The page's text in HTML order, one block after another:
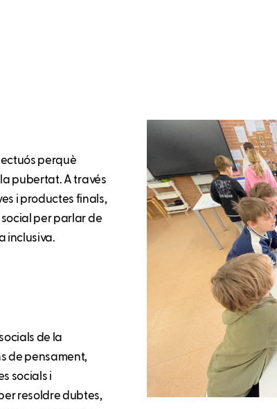
perquè
la pubertat. A través
i productes finals,
per parlar de
inclusiva.
de la
de pensament,
socials i
resoldre dubtes,